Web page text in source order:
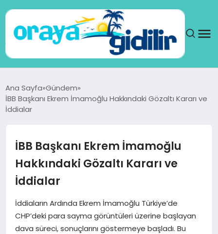
SAĞLIK
TEKNOLOJI
YAŞAM
Ana Sayfa Gündem
İBB Başkanı Ekrem İmamoğlu Hakkındaki Gözaltı Kararı ve
İddialar
İBB Başkanı Ekrem İmamoğlu
Hakkındaki Gözaltı Kararı ve
İddialar
İddiaların Ardında Ekrem İmamoğlu Türkiye’de
CHP’deki para sayma görüntüleri üzerine başlayan
dava süreci, sonuçlarını göstermeye başladı. Bu